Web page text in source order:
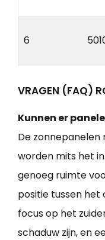
6
VRAGEN (FAQ)
Kunnen er
De
worden mits het
genoeg ruimte
positie tussen
focus op het
schaduw zijn, en